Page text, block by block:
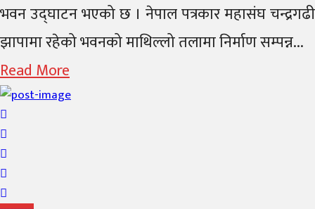
भवन उद्घाटन भएको छ । नेपाल पत्रकार महासंघ चन्द्रगढी
झापामा रहेको भवनको माथिल्लो तलामा निर्माण सम्पन्न...
Read More